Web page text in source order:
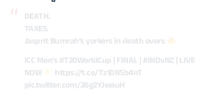
DEATH.
TAXES.
Jasprit Bumrah’s yorkers in death overs
ICC Men’s#T20WorldCup | FINAL |#INDvNZ | LIVE
NOW
https://t.co/Tz1DBSb4nT
pic.twitter.com/26g2YJwauH